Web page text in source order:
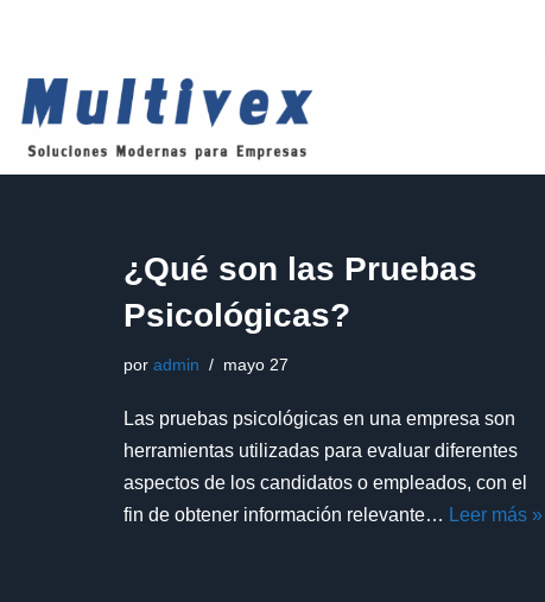
al
contenido
¿Qué son las Pruebas
Psicológicas?
por admin mayo 27
Las pruebas psicológicas en una empresa son
herramientas utilizadas para evaluar diferentes
aspectos de los candidatos o empleados, con el
fin de obtener información relevante… Leer más »